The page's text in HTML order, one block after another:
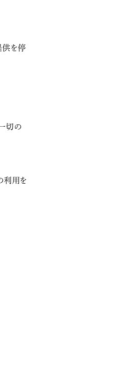
供を停
切の
利用を